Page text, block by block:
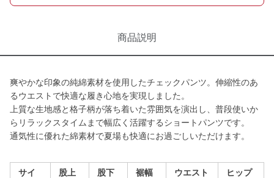
商品説明
爽やかな印象の純綿素材を使用したチェックパンツ。伸縮性のあ
るウエストで快適な履き心地を実現しました。
上質な生地感と格子柄が落ち着いた雰囲気を演出し、普段使いか
らリラックスタイムまで幅広く活躍するショートパンツです。
通気性に優れた綿素材で夏場も快適にお過ごしいただけます。
サイ
股上
股下
裾幅
ウエスト
ヒップ